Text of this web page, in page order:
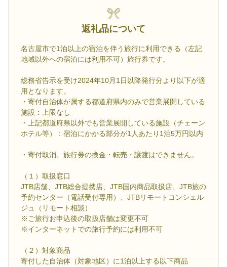
返礼品について
名古屋市で1泊以上の宿泊を伴う旅行に利用できる（左記
地域以外への宿泊には利用不可）旅行券です。
総務省告示を受け2024年10月1日以降発行分より以下が適
用となります。
・寄付自治体が属する都道府県内のみで営業展開している
施設：上限なし
・上記都道府県以外でも営業展開している施設（チェーン
ホテル等）：宿泊にかかる部分が1人あたり1泊5万円以内
・寄付取消、旅行券の換金・転売・譲渡はできません。
（１）取扱窓口
JTB店舗、JTB総合提携店、JTB国内商品取扱店、JTB旅の
予約センター（電話受付専用）、JTBリモートコンシェル
ジュ（リモート相談）
※ご旅行お申込後の取扱店舗は変更不可
※インターネットでの旅行予約には利用不可
（２）対象商品
寄付した自治体（対象地区）に1泊以上する以下商品